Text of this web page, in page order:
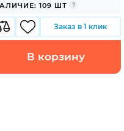
109 ШТ
Заказ в 1 клик
В корзину